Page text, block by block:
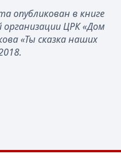
опубликован в книге
ЦРК «Дом
«Ты сказка наших